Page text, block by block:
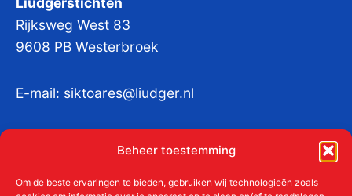
Beheer toestemming
Om de beste ervaringen te bieden, gebruiken wij technologieën zoals
Rijksweg West 83
9608 PB Westerbroek
E-mail: siktoares@liudger.nl
KvKnr:41011712